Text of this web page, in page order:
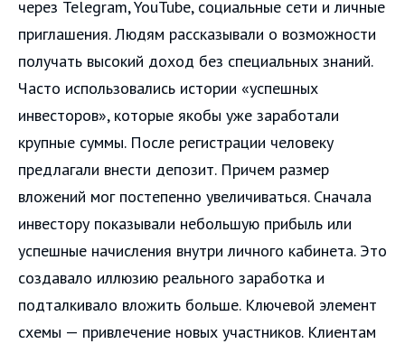
через Telegram, YouTube, социальные сети и личные
приглашения. Людям рассказывали о возможности
получать высокий доход без специальных знаний.
Часто использовались истории «успешных
инвесторов», которые якобы уже заработали
крупные суммы. После регистрации человеку
предлагали внести депозит. Причем размер
вложений мог постепенно увеличиваться. Сначала
инвестору показывали небольшую прибыль или
успешные начисления внутри личного кабинета. Это
создавало иллюзию реального заработка и
подталкивало вложить больше. Ключевой элемент
схемы — привлечение новых участников. Клиентам